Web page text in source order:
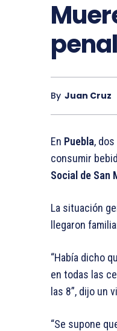
By Juan Cruz
En Puebla,
consumir
Social de San
La situación
llegaron
“Había dicho
en todas las
las 8”, dijo un
“Se supone